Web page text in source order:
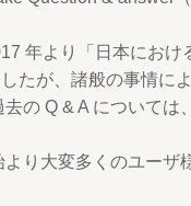
年より「日本にお
たが、諸般の事情に
の Q & A については
り大変多くのユーザ